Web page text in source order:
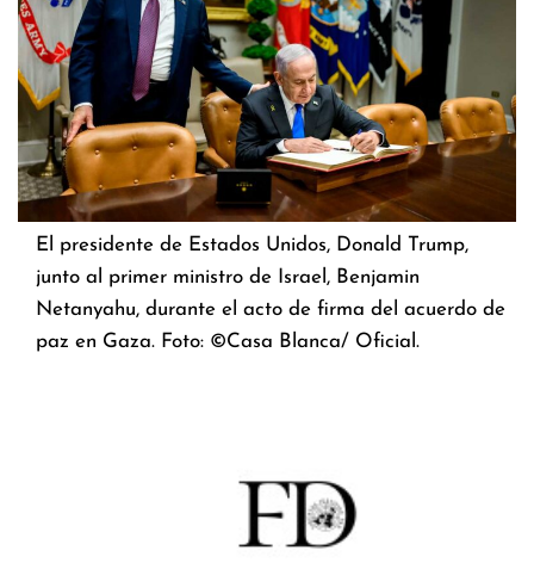
El presidente de Estados Unidos, Donald Trump,
junto al primer ministro de Israel, Benjamin
Netanyahu, durante el acto de firma del acuerdo de
paz en Gaza. Foto: ©Casa Blanca/ Oficial.